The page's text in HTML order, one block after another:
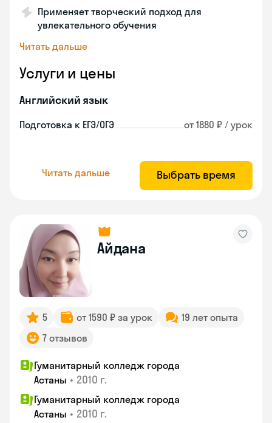
Применяет творческий подход для
увлекательного обучения
Читать дальше
Услуги и цены
Английский язык
Подготовка к ЕГЭ/ОГЭ от 1880 ₽ / урок
Читать дальше Выбрать время
Айдана
5 от 1590 ₽ за урок
19 лет опыта
7 отзывов
Гуманитарный колледж города
Астаны • 2010 г.
Гуманитарный колледж города
Астаны • 2010 г.